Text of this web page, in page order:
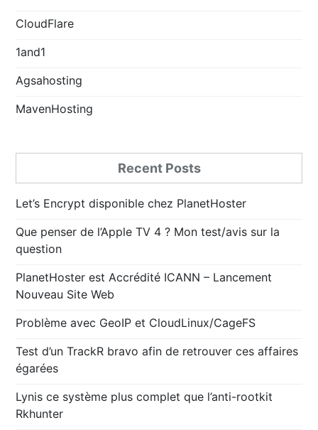
CloudFlare
1and1
Agsahosting
MavenHosting
Recent Posts
Let’s Encrypt disponible chez PlanetHoster
Que penser de l’Apple TV 4 ? Mon test/avis sur la
question
PlanetHoster est Accrédité ICANN – Lancement
Nouveau Site Web
Problème avec GeoIP et CloudLinux/CageFS
Test d’un TrackR bravo afin de retrouver ces affaires
égarées
Lynis ce système plus complet que l’anti-rootkit
Rkhunter